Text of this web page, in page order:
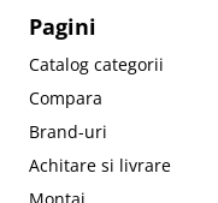
Pagini
Catalog categorii
Compara
Brand-uri
Achitare si livrare